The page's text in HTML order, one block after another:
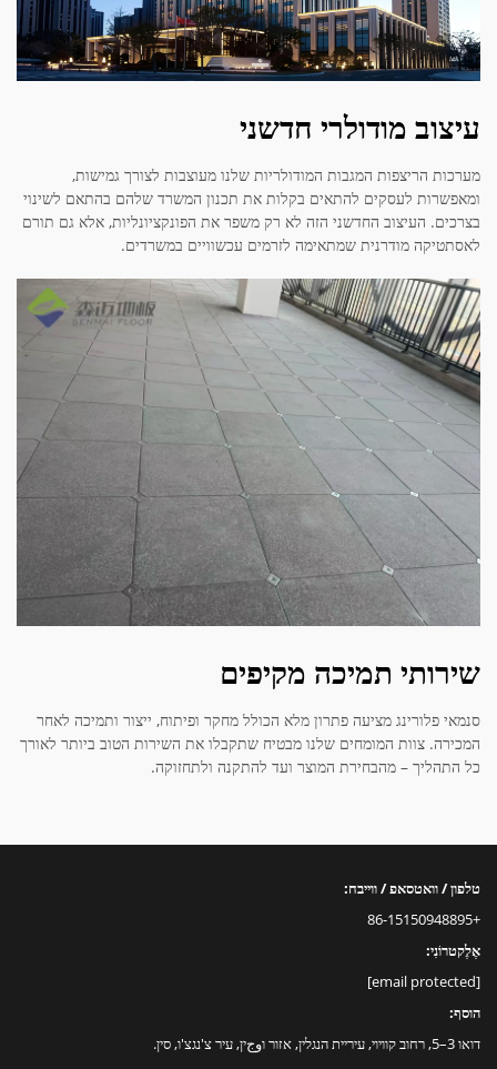
עיצוב מודולרי חדשני
מערכות הריצפות המגבות המודולריות שלנו מעוצבות לצורך גמישות,
ומאפשרות לעסקים להתאים בקלות את תכנון המשרד שלהם בהתאם לשינוי
בצרכים. העיצוב החדשני הזה לא רק משפר את הפונקציונליות, אלא גם תורם
לאסתטיקה מודרנית שמתאימה לזרמים עכשוויים במשרדים.
שירותי תמיכה מקיפים
סנמאי פלורינג מציעה פתרון מלא הכולל מחקר ופיתוח, ייצור ותמיכה לאחר
המכירה. צוות המומחים שלנו מבטיח שתקבלו את השירות הטוב ביותר לאורך
כל התהליך – מהבחירת המוצר ועד להתקנה ולתחזוקה.
טלפון / וואטסאפ / ווייבח:
+86-15150948895
אֶלֶקטרוֹנִי:
[email protected]
הוסף:
דואו 3–5, רחוב קוויוי, עיריית הנגלין, אזור וوجין, עיר צ'נגצ'ו, סין.